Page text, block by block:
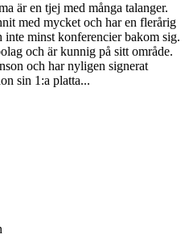
är en tjej med många talanger.
med mycket och har en flerårig
minst konferencier bakom sig.
och är kunnig på sitt område.
och har nyligen signerat
sin 1:a platta...